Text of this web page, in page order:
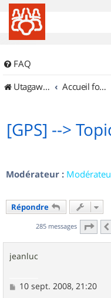
FAQ
UtagawaVTT (Randos VTT et VTTAE avec traces GPS)
Accueil forum
[GPS] -->
Modérateur :
Répondre
285 messages Page
jeanluc
M10 sept. 2008, 21:20